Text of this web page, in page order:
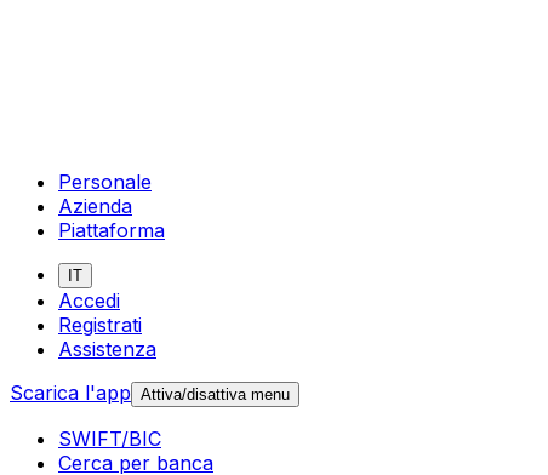
Personale
Azienda
Piattaforma
IT
Accedi
Registrati
Assistenza
Scarica l'app Attiva/disattiva menu
SWIFT/BIC
Cerca per banca